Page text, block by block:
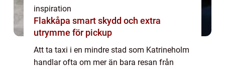
inspiration
Flakkåpa smart skydd och extra
utrymme för pickup
Att ta taxi i en mindre stad som Katrineholm
handlar ofta om mer än bara resan från